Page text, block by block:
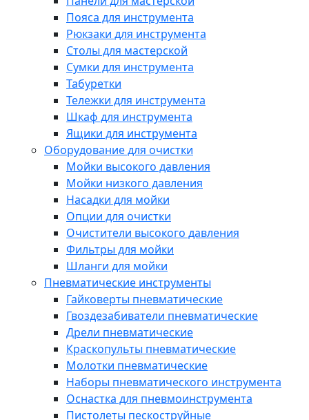
Пояса для инструмента
Рюкзаки для инструмента
Столы для мастерской
Сумки для инструмента
Табуретки
Тележки для инструмента
Шкаф для инструмента
Ящики для инструмента
Оборудование для очистки
Мойки высокого давления
Мойки низкого давления
Насадки для мойки
Опции для очистки
Очистители высокого давления
Фильтры для мойки
Шланги для мойки
Пневматические инструменты
Гайковерты пневматические
Гвоздезабиватели пневматические
Дрели пневматические
Краскопульты пневматические
Молотки пневматические
Наборы пневматического инструмента
Оснастка для пневмоинструмента
Пистолеты пескоструйные